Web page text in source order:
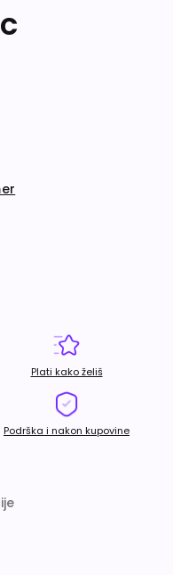
Plati kako želiš
Podrška i nakon kupovine